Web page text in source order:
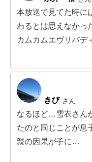
本放送で見てた時に
わるとは思えなかっ
カムカムエヴリバデ
きび さん
なるほど…雪衣さん
たのと同じことが息
親の因果が子に…